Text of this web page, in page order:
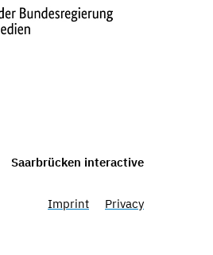
Saarbrücken interactive
Imprint Privacy